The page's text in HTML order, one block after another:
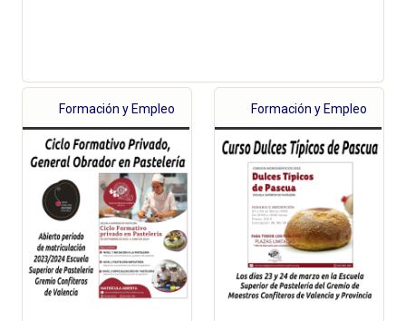
Formación y Empleo Formación y Empleo